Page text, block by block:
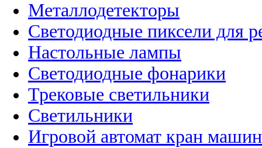
Металлодетекторы
Светодиодные пиксели для
Настольные лампы
Светодиодные фонарики
Трековые светильники
Светильники
Игровой автомат кран